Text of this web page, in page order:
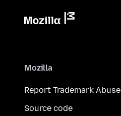
Mozilla
Report Trademark Abuse
Source code